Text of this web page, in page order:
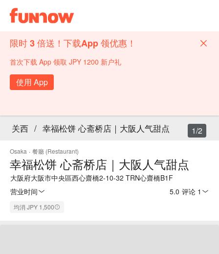
限时 3 倍送！下载App 领优惠！
首次下载 App 领取 JPY 1200 新户礼
使用 App
关西 / 幸福松饼 心斋桥店｜大阪人气甜点
Osaka · 餐廳 (Restaurant)
幸福松饼 心斋桥店｜大阪人气甜点
大阪府大阪市中央區西心齋橋2-10-32 TRN心齋橋B1F
营业时间
5.0 评论 1
均消 JPY 1,500
1/2